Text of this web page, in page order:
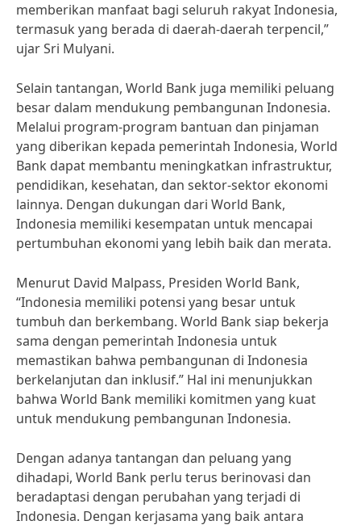
memberikan manfaat bagi seluruh rakyat Indonesia,
termasuk yang berada di daerah-daerah terpencil,”
ujar Sri Mulyani.
Selain tantangan, World Bank juga memiliki peluang
besar dalam mendukung pembangunan Indonesia.
Melalui program-program bantuan dan pinjaman
yang diberikan kepada pemerintah Indonesia, World
Bank dapat membantu meningkatkan infrastruktur,
pendidikan, kesehatan, dan sektor-sektor ekonomi
lainnya. Dengan dukungan dari World Bank,
Indonesia memiliki kesempatan untuk mencapai
pertumbuhan ekonomi yang lebih baik dan merata.
Menurut David Malpass, Presiden World Bank,
“Indonesia memiliki potensi yang besar untuk
tumbuh dan berkembang. World Bank siap bekerja
sama dengan pemerintah Indonesia untuk
memastikan bahwa pembangunan di Indonesia
berkelanjutan dan inklusif.” Hal ini menunjukkan
bahwa World Bank memiliki komitmen yang kuat
untuk mendukung pembangunan Indonesia.
Dengan adanya tantangan dan peluang yang
dihadapi, World Bank perlu terus berinovasi dan
beradaptasi dengan perubahan yang terjadi di
Indonesia. Dengan kerjasama yang baik antara